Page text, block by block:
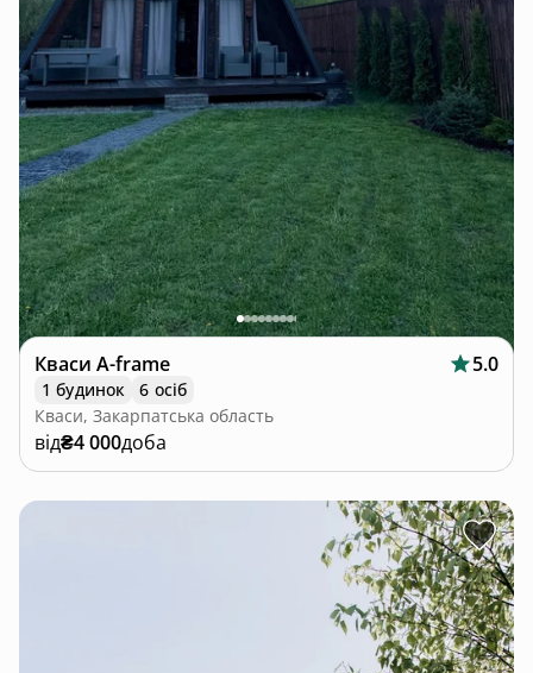
Кваси A-frame 5.0
1 будинок
6 осіб
Кваси, Закарпатська область
від₴4 000доба